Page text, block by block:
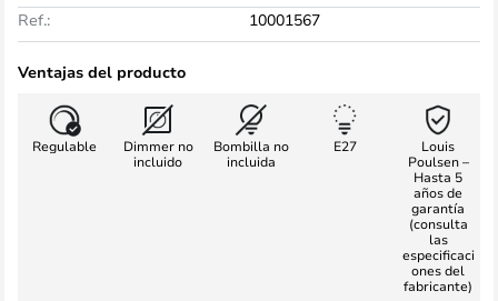
Ref.:
10001567
Ventajas del producto
Regulable
Dimmer no
incluido
Bombilla no
incluida
E27
Louis
Poulsen –
Hasta 5
años de
garantía
(consulta
las
especificaci
ones del
fabricante)